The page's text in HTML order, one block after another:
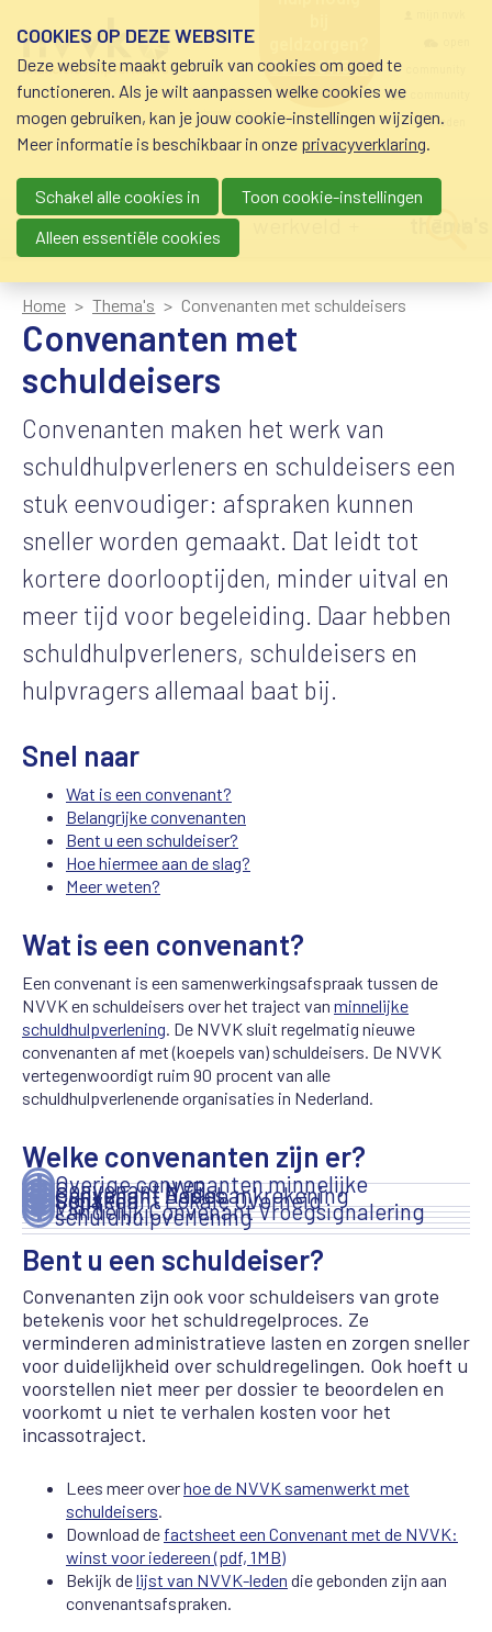
schuldhulp • sociaal
krediet • budgetbeheer •
beschermingsbewind
0800-8115.nl
nvvk-leden
Main navigation
nieuws agenda
Home Thema's Convenanten met schuldeisers
Convenanten met
schuldeisers
Convenanten maken het werk van
schuldhulpverleners en schuldeisers een
stuk eenvoudiger: afspraken kunnen
sneller worden gemaakt. Dat leidt tot
kortere doorlooptijden, minder uitval en
meer tijd voor begeleiding. Daar hebben
schuldhulpverleners, schuldeisers en
hulpvragers allemaal baat bij.
Snel naar
Wat is een convenant?
Belangrijke convenanten
Bent u een schuldeiser?
Hoe hiermee aan de slag?
Meer weten?
Wat is een convenant?
Een convenant is een samenwerkingsafspraak tussen de
NVVK en schuldeisers over het traject van minnelijke
schuldhulpverlening. De NVVK sluit regelmatig nieuwe
convenanten af met (koepels van) schuldeisers. De NVVK
vertegenwoordigt ruim 90 procent van alle
schuldhulpverlenende organisaties in Nederland.
Welke convenanten zijn er?
Convenant Lokale Overheid
Convenant Aedes
Convenant NVB
Overige convenanten minnelijke
schuldhulpverlening
Landelijk Convenant Vroegsignalering
VISH
Schakel!
Convenant Basisbankrekening
Bent u een schuldeiser?
Convenanten zijn ook voor schuldeisers van grote
betekenis voor het schuldregelproces. Ze
verminderen administratieve lasten en zorgen sneller
voor duidelijkheid over schuldregelingen. Ook hoeft u
voorstellen niet meer per dossier te beoordelen en
voorkomt u niet te verhalen kosten voor het
incassotraject.
Lees meer overhoe de NVVK samenwerkt met
schuldeisers.
Download de factsheet een Convenant met de NVVK:
winst voor iedereen (pdf, 1MB)
Bekijk delijst van NVVK-leden die gebonden zijn aan
convenantsafspraken.
COOKIES OP DEZE WEBSITE
Deze website maakt gebruik van cookies om goed te
functioneren. Als je wilt aanpassen welke cookies we
mogen gebruiken, kan je jouw cookie-instellingen wijzigen.
Meer informatie is beschikbaar in onze privacyverklaring.
Schakel alle cookies in
Toon cookie-instellingen
Alleen essentiële cookies